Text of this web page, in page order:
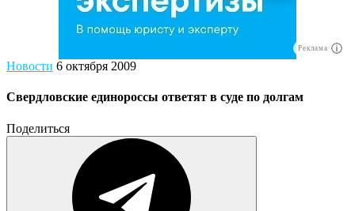
Реклама
Новости 6 октября 2009
Свердловские единороссы ответят в суде по долгам
Поделиться